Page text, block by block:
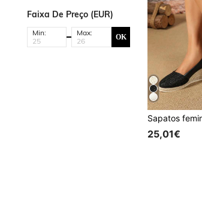
Faixa De Preço (EUR)
Min: Max: OK
25,01€